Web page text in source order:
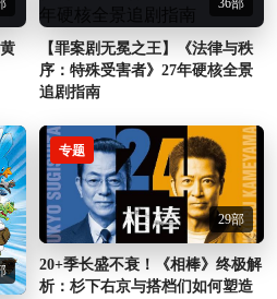
36部
【罪案剧无冕之王】《法律与秩
序：特殊受害者》27年硬核全景
追剧指南
专题
29部
20+季长盛不衰！《相棒》终极解
析：杉下右京与搭档们如何塑造